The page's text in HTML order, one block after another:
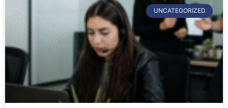
UNCATEGORIZED